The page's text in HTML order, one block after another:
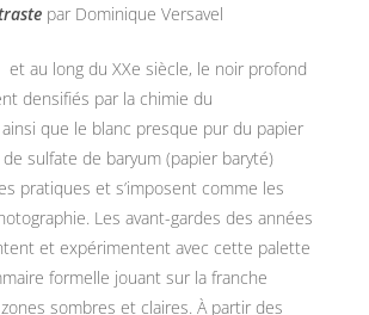
par Dominique Versavel
et au long du XXe siècle, le noir profond
densifiés par la chimie du
que le blanc presque pur du papier
sulfate de baryum (papier baryté)
pratiques et s’imposent comme les
Les avant-gardes des années
et expérimentent avec cette palette
formelle jouant sur la franche
sombres et claires. À partir des